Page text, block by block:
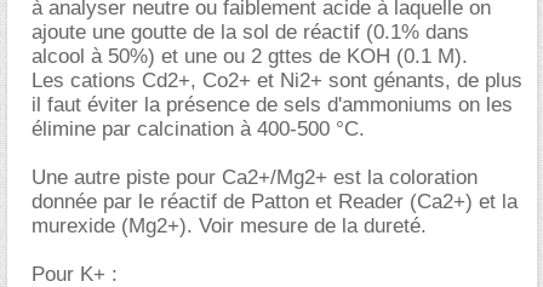
à analyser neutre ou faiblement acide à laquelle on
ajoute une goutte de la sol de réactif (0.1% dans
alcool à 50%) et une ou 2 gttes de KOH (0.1 M).
Les cations Cd2+, Co2+ et Ni2+ sont génants, de plus
il faut éviter la présence de sels d'ammoniums on les
élimine par calcination à 400-500 °C.
Une autre piste pour Ca2+/Mg2+ est la coloration
donnée par le réactif de Patton et Reader (Ca2+) et la
murexide (Mg2+). Voir mesure de la dureté.
Pour K+ :